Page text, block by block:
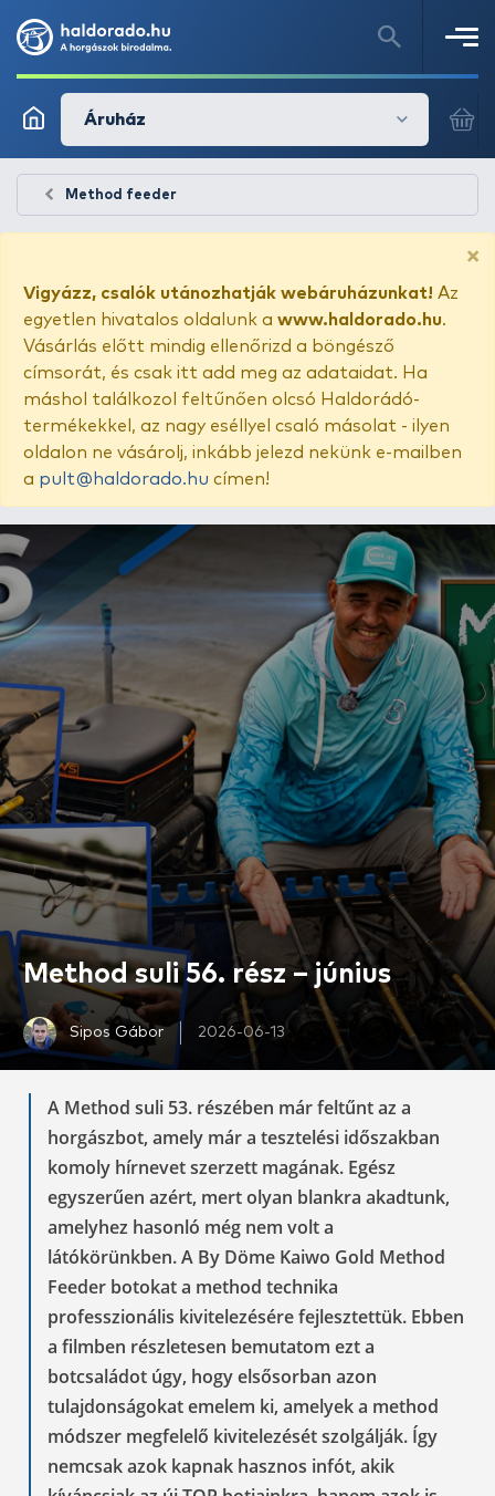
Áruház
Method feeder
×
Vigyázz, csalók utánozhatják webáruházunkat! Az
egyetlen hivatalos oldalunk a www.haldorado.hu.
Vásárlás előtt mindig ellenőrizd a böngésző
címsorát, és csak itt add meg az adataidat. Ha
máshol találkozol feltűnően olcsó Haldorádó-
termékekkel, az nagy eséllyel csaló másolat - ilyen
oldalon ne vásárolj, inkább jelezd nekünk e-mailben
a pult@haldorado.hu címen!
Method suli 56. rész – június
Sipos Gábor 2026-06-13
A Method suli 53. részében már feltűnt az a
horgászbot, amely már a tesztelési időszakban
komoly hírnevet szerzett magának. Egész
egyszerűen azért, mert olyan blankra akadtunk,
amelyhez hasonló még nem volt a
látókörünkben. A By Döme Kaiwo Gold Method
Feeder botokat a method technika
professzionális kivitelezésére fejlesztettük. Ebben
a filmben részletesen bemutatom ezt a
botcsaládot úgy, hogy elsősorban azon
tulajdonságokat emelem ki, amelyek a method
módszer megfelelő kivitelezését szolgálják. Így
nemcsak azok kapnak hasznos infót, akik